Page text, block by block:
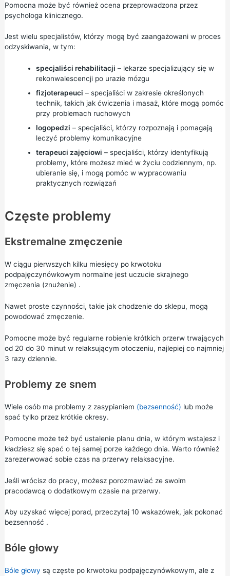
Pomocna może być również ocena przeprowadzona przez
psychologa klinicznego.
Jest wielu specjalistów, którzy mogą być zaangażowani w proces
odzyskiwania, w tym:
specjaliści rehabilitacji – lekarze specjalizujący się w
rekonwalescencji po urazie mózgu
fizjoterapeuci – specjaliści w zakresie określonych
technik, takich jak ćwiczenia i masaż, które mogą pomóc
przy problemach ruchowych
logopedzi – specjaliści, którzy rozpoznają i pomagają
leczyć problemy komunikacyjne
terapeuci zajęciowi – specjaliści, którzy identyfikują
problemy, które możesz mieć w życiu codziennym, np.
ubieranie się, i mogą pomóc w wypracowaniu
praktycznych rozwiązań
Częste problemy
Ekstremalne zmęczenie
W ciągu pierwszych kilku miesięcy po krwotoku
podpajęczynówkowym normalne jest uczucie skrajnego
zmęczenia (znużenie) .
Nawet proste czynności, takie jak chodzenie do sklepu, mogą
powodować zmęczenie.
Pomocne może być regularne robienie krótkich przerw trwających
od 20 do 30 minut w relaksującym otoczeniu, najlepiej co najmniej
3 razy dziennie.
Problemy ze snem
Wiele osób ma problemy z zasypianiem (bezsenność) lub może
spać tylko przez krótkie okresy.
Pomocne może też być ustalenie planu dnia, w którym wstajesz i
kładziesz się spać o tej samej porze każdego dnia. Warto również
zarezerwować sobie czas na przerwy relaksacyjne.
Jeśli wrócisz do pracy, możesz porozmawiać ze swoim
pracodawcą o dodatkowym czasie na przerwy.
Aby uzyskać więcej porad, przeczytaj 10 wskazówek, jak pokonać
bezsenność .
Bóle głowy
Bóle głowy są częste po krwotoku podpajęczynówkowym, ale z